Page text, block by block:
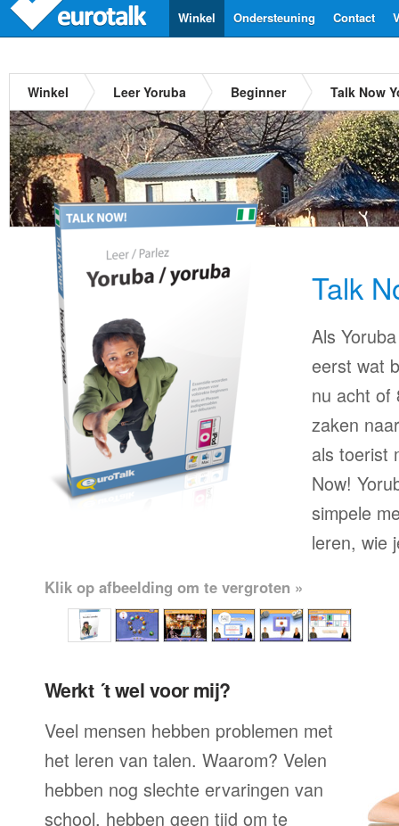
Contact
Ondersteuning
Winkel
Winkel Leer Yoruba Beginner Talk Now
Talk
Als
eerst wat
nu acht of
zaken
als toerist
Now!
simpele
leren, wie
Klik op afbeelding om te vergroten »
Werkt ´t wel voor mij?
Veel mensen hebben problemen met
het leren van talen. Waarom? Velen
hebben nog slechte ervaringen van
school, hebben geen tijd om te